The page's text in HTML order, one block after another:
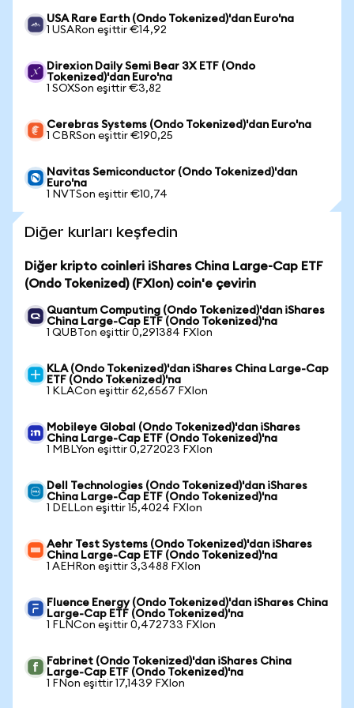
USA Rare Earth (Ondo Tokenized)'dan Euro'na
1 USARon eşittir €14,92
Direxion Daily Semi Bear 3X ETF (Ondo
Tokenized)'dan Euro'na
1 SOXSon eşittir €3,82
Cerebras Systems (Ondo Tokenized)'dan Euro'na
1 CBRSon eşittir €190,25
Navitas Semiconductor (Ondo Tokenized)'dan
Euro'na
1 NVTSon eşittir €10,74
Diğer kurları keşfedin
Diğer kripto coinleri iShares China Large-Cap ETF
(Ondo Tokenized) (FXIon) coin'e çevirin
Quantum Computing (Ondo Tokenized)'dan iShares
China Large-Cap ETF (Ondo Tokenized)'na
1 QUBTon eşittir 0,291384 FXIon
KLA (Ondo Tokenized)'dan iShares China Large-Cap
ETF (Ondo Tokenized)'na
1 KLACon eşittir 62,6567 FXIon
Mobileye Global (Ondo Tokenized)'dan iShares
China Large-Cap ETF (Ondo Tokenized)'na
1 MBLYon eşittir 0,272023 FXIon
Dell Technologies (Ondo Tokenized)'dan iShares
China Large-Cap ETF (Ondo Tokenized)'na
1 DELLon eşittir 15,4024 FXIon
Aehr Test Systems (Ondo Tokenized)'dan iShares
China Large-Cap ETF (Ondo Tokenized)'na
1 AEHRon eşittir 3,3488 FXIon
Fluence Energy (Ondo Tokenized)'dan iShares China
Large-Cap ETF (Ondo Tokenized)'na
1 FLNCon eşittir 0,472733 FXIon
Fabrinet (Ondo Tokenized)'dan iShares China
Large-Cap ETF (Ondo Tokenized)'na
1 FNon eşittir 17,1439 FXIon